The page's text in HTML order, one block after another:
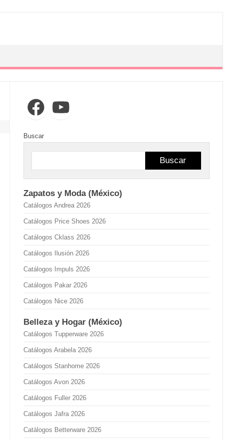
FacebookYouTube
Buscar
Buscar
Zapatos y Moda (México)
Catálogos Andrea 2026
Catálogos Price Shoes 2026
Catálogos Cklass 2026
Catálogos Ilusión 2026
Catálogos Impuls 2026
Catálogos Pakar 2026
Catálogos Nice 2026
Belleza y Hogar (México)
Catálogos Tupperware 2026
Catálogos Arabela 2026
Catálogos Stanhome 2026
Catálogos Avon 2026
Catálogos Fuller 2026
Catálogos Jafra 2026
Catálogos Betterware 2026